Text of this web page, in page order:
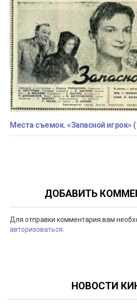
Места съемок. «Запасной игрок»
ДОБАВИТЬ
Для отправки комментария вам
авторизоваться.
НОВОСТИ